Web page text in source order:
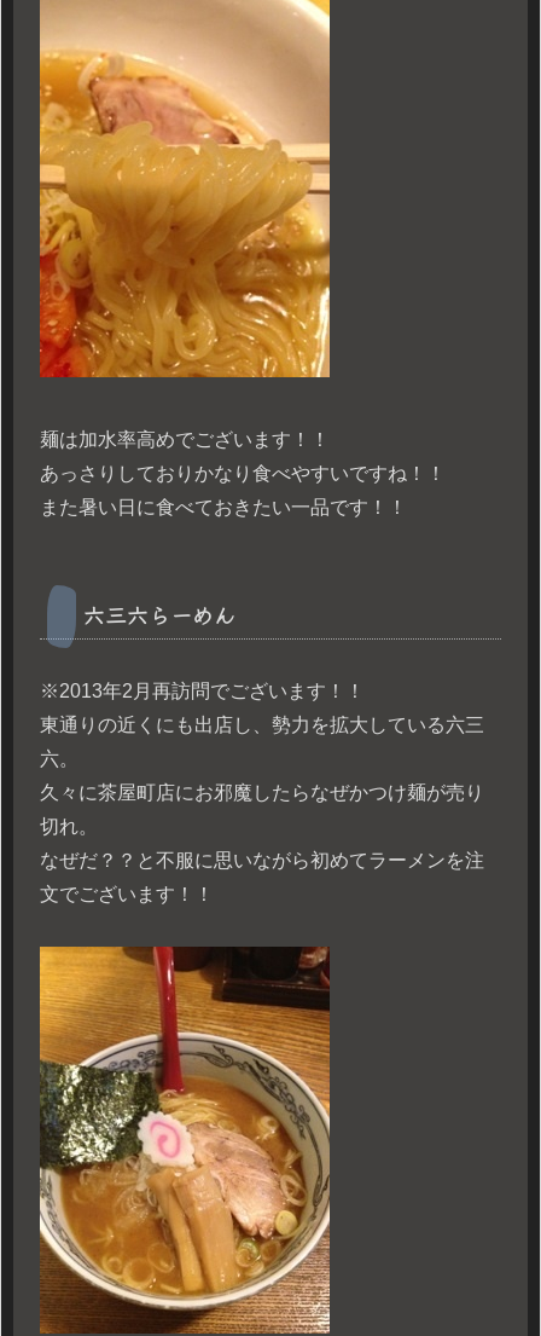
麺は加水率高めでございます！！
あっさりしておりかなり食べやすいですね！！
また暑い日に食べておきたい一品です！！
六三六らーめん
※2013年2月再訪問でございます！！
東通りの近くにも出店し、勢力を拡大している六三
六。
久々に茶屋町店にお邪魔したらなぜかつけ麺が売り
切れ。
なぜだ？？と不服に思いながら初めてラーメンを注
文でございます！！